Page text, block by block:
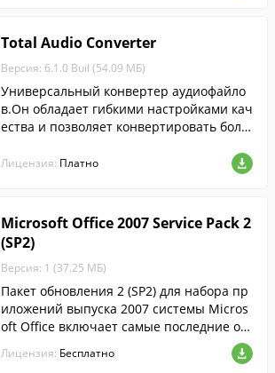
Total Audio Converter
Версия: 6.1.0 Buil (54.09 МБ)
Универсальный конвертер аудиофайло
в.Он обладает гибкими настройками кач
ества и позволяет конвертировать боль
ме.
Лицензия: Платно
Microsoft Office 2007 Service Pack 2
(SP2)
Версия: 1 (37.25 МБ)
Пакет обновления 2 (SP2) для набора пр
иложений выпуска 2007 системы Micros
oft Office включает самые последние об
новления набора приложений Office 200
7....
Лицензия: Бесплатно